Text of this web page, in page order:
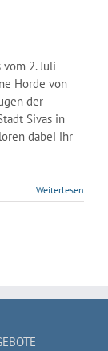
2. Juli
Horde von
der
Sivas in
dabei ihr
Weiterlesen